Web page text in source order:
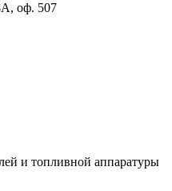
оф. 507
и топливной аппаратуры